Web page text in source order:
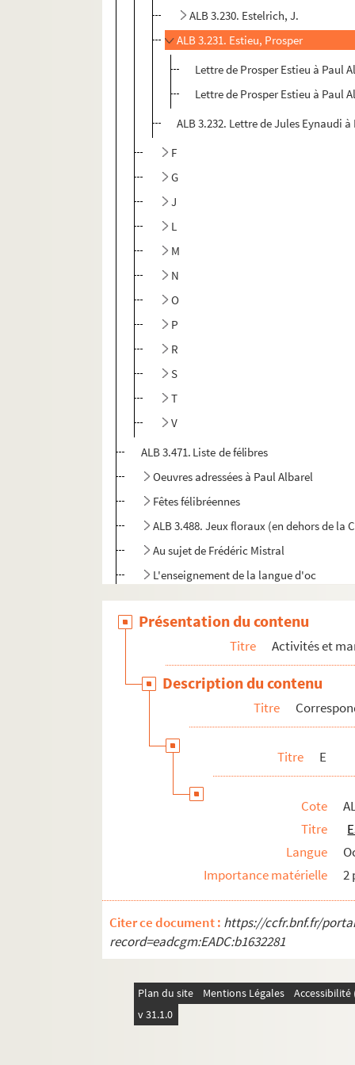
ALB 3.230. Estelrich, J.
ALB 3.231. Estieu, Prosper
Lettre de Prosper Estieu à Paul
Lettre de Prosper Estieu à Paul
ALB 3.232. Lettre de Jules Eynaudi
F
G
J
L
M
N
O
P
R
S
T
V
ALB 3.471. Liste de félibres
Oeuvres adressées à Paul Albarel
Fêtes félibréennes
ALB 3.488. Jeux floraux (en dehors de la
Au sujet de Frédéric Mistral
L'enseignement de la langue d'oc
ALB 3.497. Articles du capoulié Marius
Publications en série
Documentation à propos de la langue et de
Présentation du contenu
Titre Activités et
Description du contenu
Titre
Titre E
Cote
Titre
Langue
Importance matérielle
2
Citer ce document : https://ccfr.bnf.fr/
record=eadcgm:EADC:b1632281
Plan du site Mentions Légales
v 31.1.0